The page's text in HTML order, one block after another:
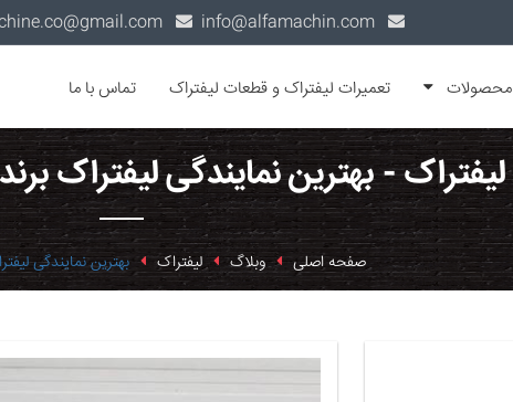
محصولات تعمیرات لیفتراک و قطعات لیفتراک تماس با ما
لیفتراک - بهترین نمایندگی لیفتراک
صفحه اصلی وبلاگ لیفتراک بهترین نمایندگی